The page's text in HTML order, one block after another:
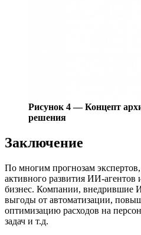
Рисунок 4 — Концепт
решения
Заключение
По многим прогнозам
активного развития ИИ-
бизнес. Компании, внедрившие
выгоды от автоматизации,
оптимизацию расходов на
задач и т.д.